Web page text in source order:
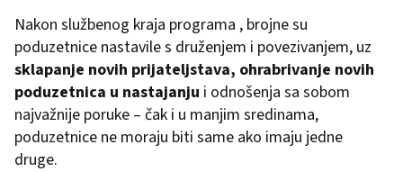
Nakon službenog kraja programa , brojne su
poduzetnice nastavile s druženjem i povezivanjem, uz
sklapanje novih prijateljstava, ohrabrivanje novih
poduzetnica u nastajanju i odnošenja sa sobom
najvažnije poruke – čak i u manjim sredinama,
poduzetnice ne moraju biti same ako imaju jedne
druge.